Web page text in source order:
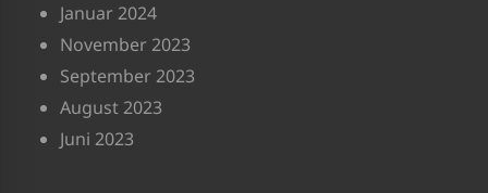
Januar 2024
November 2023
September 2023
August 2023
Juni 2023